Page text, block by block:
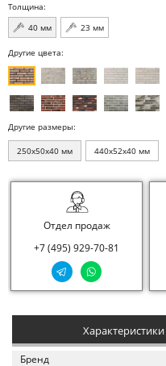
Толщина:
40 мм
23 мм
Другие цвета:
Другие размеры:
250x50x40 мм 440x52x40 мм
Отдел продаж
+7 (495) 929-70-81
Характеристики
Бренд